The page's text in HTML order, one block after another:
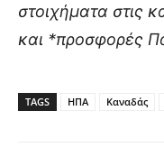
στοιχήματα στις
και *προσφορές
TAGS ΗΠΑ Καναδάς